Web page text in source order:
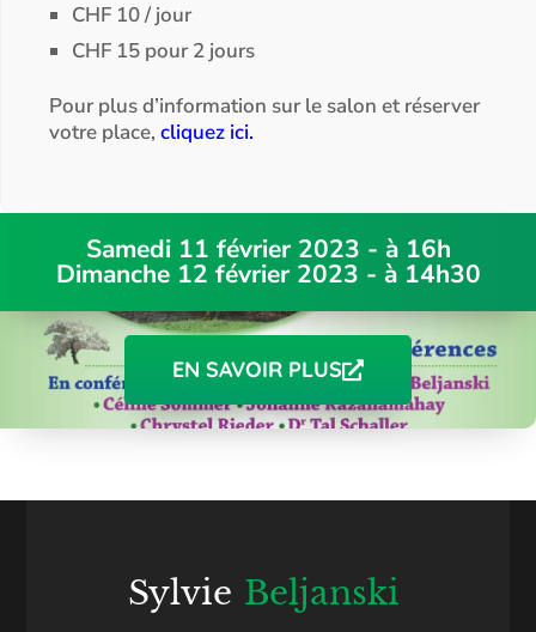
CHF 10 / jour
CHF 15 pour 2 jours
Pour plus d’information sur le salon et réserver
votre place, cliquez ici.
Samedi 11 février 2023 - à 16h
Dimanche 12 février 2023 - à 14h30
EN SAVOIR PLUS
Sylvie Beljanski